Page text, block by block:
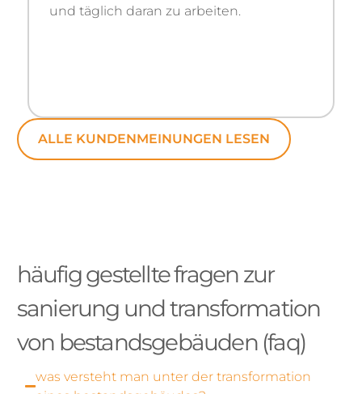
und täglich daran zu arbeiten.
ALLE KUNDENMEINUNGEN LESEN
häufig gestellte fragen zur
sanierung und transformation
von bestandsgebäuden (faq)
was versteht man unter der transformation